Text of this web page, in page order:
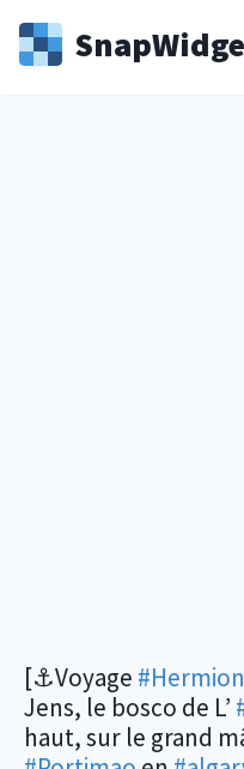
Snap
[⚓️Voyage
Jens, le bosco de L’
haut, sur le grand